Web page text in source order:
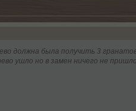
должна была получить 3
ушло но в замен ничего не